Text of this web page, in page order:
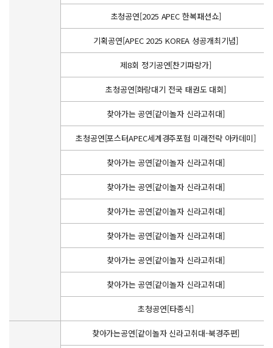
초청공연[2025 APEC 한복패션쇼]
기획공연[APEC 2025 KOREA 성공개최기념]
제8회 정기공연[찬기파랑가]
초청공연[화랑대기 전국 태권도 대회]
찾아가는 공연[같이놀자 신라고취대]
초청공연[포스터APEC세계경주포험 미래전략 아카데미]
찾아가는 공연[같이놀자 신라고취대]
찾아가는 공연[같이놀자 신라고취대]
찾아가는 공연[같이놀자 신라고취대]
찾아가는 공연[같이놀자 신라고취대]
찾아가는 공연[같이놀자 신라고취대]
찾아가는 공연[같이놀자 신라고취대]
초청공연[타종식]
찾아가는공연[같이놀자 신라고취대-북경주편]